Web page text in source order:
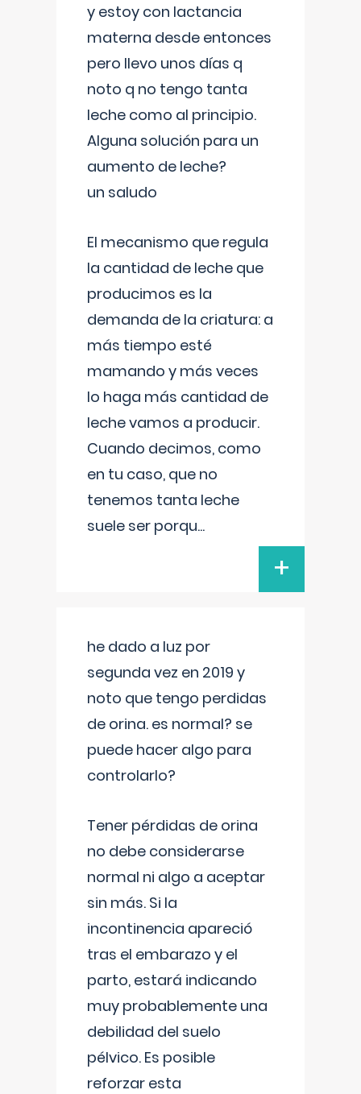
y estoy con lactancia
materna desde entonces
pero llevo unos días q
noto q no tengo tanta
leche como al principio.
Alguna solución para un
aumento de leche?
un saludo
El mecanismo que regula
la cantidad de leche que
producimos es la
demanda de la criatura: a
más tiempo esté
mamando y más veces
lo haga más cantidad de
leche vamos a producir.
Cuando decimos, como
en tu caso, que no
tenemos tanta leche
suele ser porqu...
+
he dado a luz por
segunda vez en 2019 y
noto que tengo perdidas
de orina. es normal? se
puede hacer algo para
controlarlo?
Tener pérdidas de orina
no debe considerarse
normal ni algo a aceptar
sin más. Si la
incontinencia apareció
tras el embarazo y el
parto, estará indicando
muy probablemente una
debilidad del suelo
pélvico. Es posible
reforzar esta